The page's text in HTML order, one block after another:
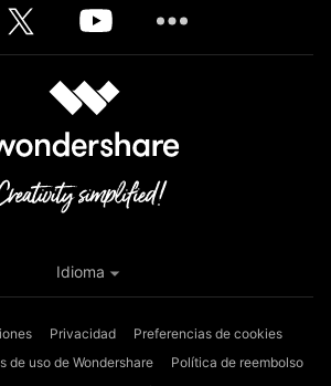
Privacidad
Preferencias de cookies
de uso de Wondershare
Política de reembolso
Idioma